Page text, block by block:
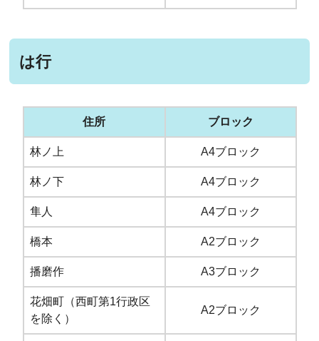
は行
住所 ブロック
林ノ上 A4ブロック
林ノ下 A4ブロック
隼人 A4ブロック
橋本 A2ブロック
播磨作 A3ブロック
花畑町（西町第1行政区
を除く）
A2ブロック